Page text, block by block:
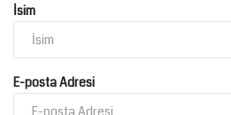
İsim
E-posta Adresi